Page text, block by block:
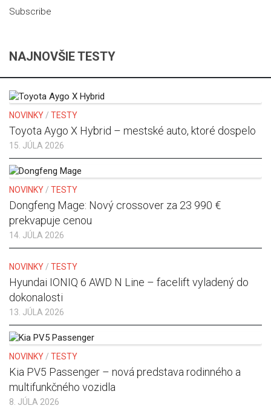
Subscribe
NAJNOVŠIE TESTY
NOVINKY / TESTY
Toyota Aygo X Hybrid – mestské auto, ktoré dospelo
15. JÚLA 2026
NOVINKY / TESTY
Dongfeng Mage: Nový crossover za 23 990 €
prekvapuje cenou
14. JÚLA 2026
NOVINKY / TESTY
Hyundai IONIQ 6 AWD N Line – facelift vyladený do
dokonalosti
13. JÚLA 2026
NOVINKY / TESTY
Kia PV5 Passenger – nová predstava rodinného a
multifunkčného vozidla
8. JÚLA 2026